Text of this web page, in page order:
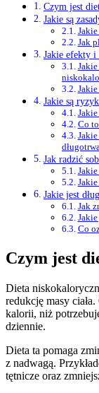
Czym jest
Jakie są
Jak
Jakie efekty i
Jakie są
Co
Jak radzić
Jakie jest
Jak
Co
Czym jest
Dieta
redukcję masy
kalorii, niż
dziennie.
Dieta ta pomaga
z nadwagą.
tętnicze oraz